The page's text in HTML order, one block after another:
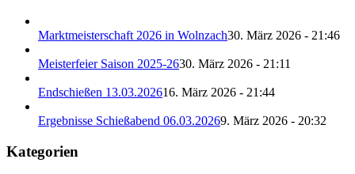
Marktmeisterschaft 2026 in Wolnzach30. März 2026 - 21:46
Meisterfeier Saison 2025-2630. März 2026 - 21:11
Endschießen 13.03.202616. März 2026 - 21:44
Ergebnisse Schießabend 06.03.20269. März 2026 - 20:32
Kategorien